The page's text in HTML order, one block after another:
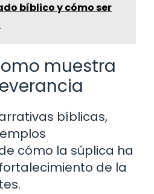
bíblico y cómo ser
muestra
bíblicas,
cómo la súplica ha
de la